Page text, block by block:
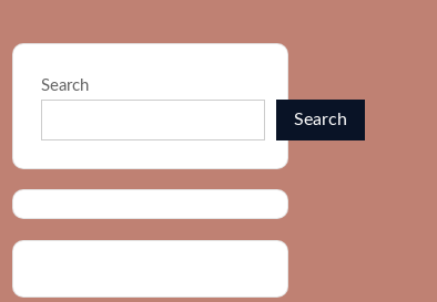
Search
Search